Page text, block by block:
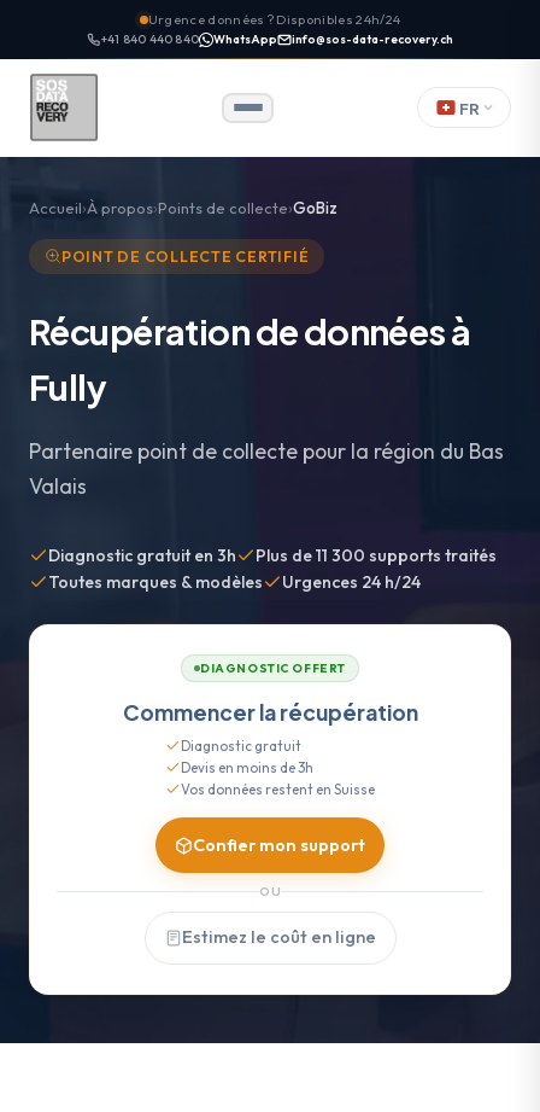
Urgence données ? Disponibles 24h/24
+41 840 440 840 WhatsApp info@sos-data-recovery.ch
FR
Accueil À propos Points de collecte GoBiz
POINT DE COLLECTE CERTIFIÉ
Récupération de données à
Fully
Partenaire point de collecte pour la région du Bas
Valais
Diagnostic gratuit en 3h
Plus de 11 300 supports traités
Toutes marques & modèles
Urgences 24 h/24
DIAGNOSTIC OFFERT
Commencer la récupération
Diagnostic gratuit
Devis en moins de 3h
Vos données restent en Suisse
Confier mon support
OU
Estimez le coût en ligne